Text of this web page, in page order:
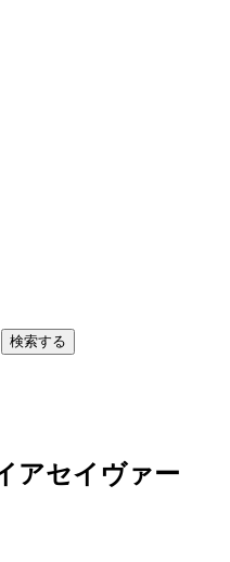
検索する
アセイヴァー